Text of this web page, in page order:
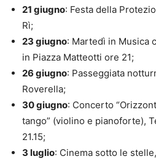
21 giugno: Festa della
Rì;
23 giugno: Martedì in Musica
in Piazza Matteotti ore 21;
26 giugno: Passeggiata
Roverella;
30 giugno: Concerto
tango” (violino e pianoforte),
21.15;
3 luglio: Cinema sotto le